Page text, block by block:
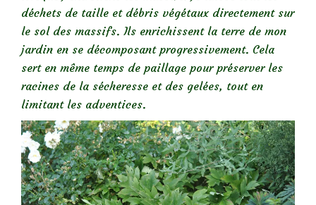
déchets de taille et débris végétaux directement sur
le sol des massifs. Ils enrichissent la terre de mon
jardin en se décomposant progressivement. Cela
sert en même temps de paillage pour préserver les
racines de la sécheresse et des gelées, tout en
limitant les adventices.